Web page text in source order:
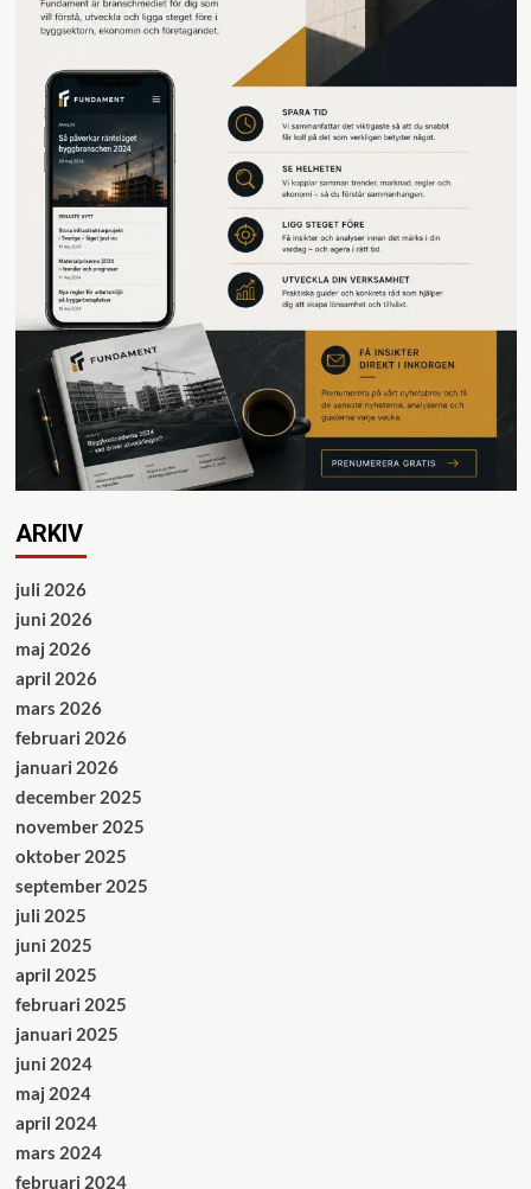
ARKIV
juli 2026
juni 2026
maj 2026
april 2026
mars 2026
februari 2026
januari 2026
december 2025
november 2025
oktober 2025
september 2025
juli 2025
juni 2025
april 2025
februari 2025
januari 2025
juni 2024
maj 2024
april 2024
mars 2024
februari 2024